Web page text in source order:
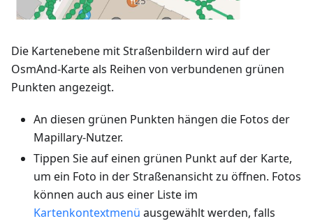
Die Kartenebene mit Straßenbildern wird auf der
OsmAnd-Karte als Reihen von verbundenen grünen
Punkten angezeigt.
An diesen grünen Punkten hängen die Fotos der
Mapillary-Nutzer.
Tippen Sie auf einen grünen Punkt auf der Karte,
um ein Foto in der Straßenansicht zu öffnen. Fotos
können auch aus einer Liste im
Kartenkontextmenü ausgewählt werden, falls